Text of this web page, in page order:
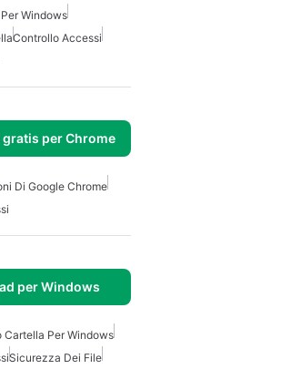
Windows
Controllo Accessi
per Chrome
Di Google Chrome
per Windows
Cartella Per Windows
Sicurezza Dei File